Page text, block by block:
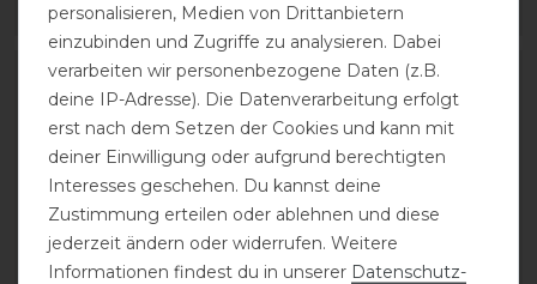
ARTIKEL MERKEN ARTIKEL MERKEN
personalisieren, Medien von Drittanbietern
einzubinden und Zugriffe zu analysieren. Dabei
verarbeiten wir personenbezogene Daten (z.B.
deine IP-Adresse). Die Datenverarbeitung erfolgt
erst nach dem Setzen der Cookies und kann mit
deiner Einwilligung oder aufgrund berechtigten
Interesses geschehen. Du kannst deine
Zustimmung erteilen oder ablehnen und diese
jederzeit ändern oder widerrufen. Weitere
Informationen findest du in unserer Daten­schutz­